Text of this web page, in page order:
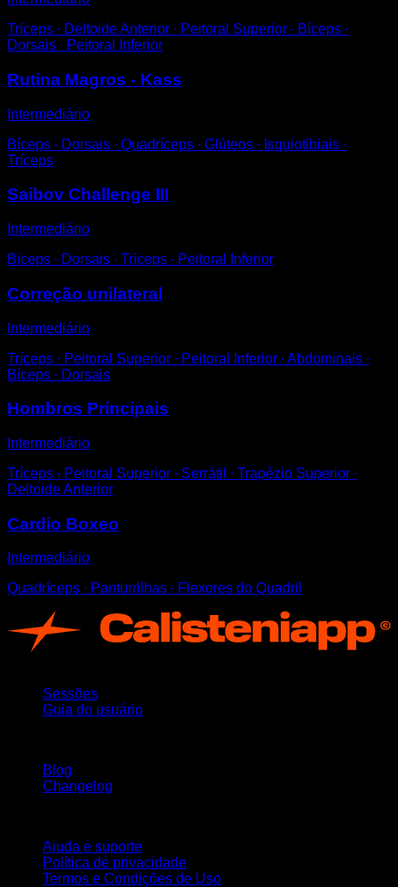
Tríceps ∙ Deltoide Anterior ∙ Peitoral Superior ∙ Bíceps ∙
Dorsais ∙ Peitoral Inferior
Rutina Magros - Kass
Intermediário
Bíceps ∙ Dorsais ∙ Quadríceps ∙ Glúteos ∙ Isquiotibiais ∙
Tríceps
Saibov Challenge III
Intermediário
Bíceps ∙ Dorsais ∙ Tríceps ∙ Peitoral Inferior
Correção unilateral
Intermediário
Tríceps ∙ Peitoral Superior ∙ Peitoral Inferior ∙ Abdominais ∙
Bíceps ∙ Dorsais
Hombros Principais
Intermediário
Tríceps ∙ Peitoral Superior ∙ Serrátil ∙ Trapézio Superior ∙
Deltoide Anterior
Cardio Boxeo
Intermediário
Quadríceps ∙ Panturrilhas ∙ Flexores do Quadril
Sessões
Guia do usuário
Blog
Changelog
Ajuda e suporte
Política de privacidade
Termos e Condições de Uso